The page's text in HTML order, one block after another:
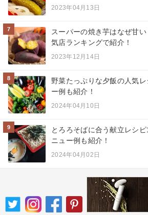
2023年04月13日
7
スーパーの焼き芋はなぜ甘
気店ランキングで紹介！
2023年12月14日
8
野菜たっぷりな夕飯の人気
ー例も紹介！
2024年04月10日
9
とろろそばに合う献立レシ
ニュー例も紹介！
2024年04月02日